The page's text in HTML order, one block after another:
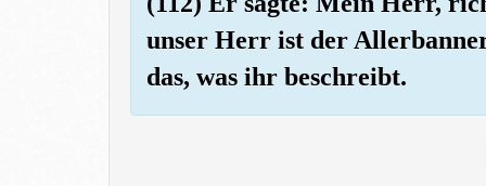
unser Herr ist der
das, was ihr beschreibt.